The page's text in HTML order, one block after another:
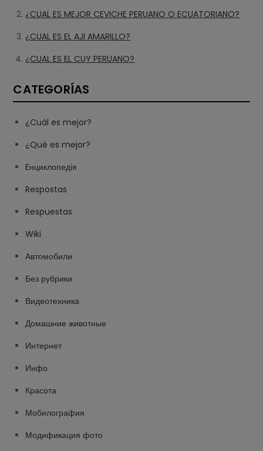
¿CUAL ES MEJOR CEVICHE PERUANO O ECUATORIANO?
¿CUAL ES EL AJI AMARILLO?
¿CUAL ES EL CUY PERUANO?
CATEGORÍAS
¿Cuál es mejor?
¿Qué es mejor?
Eнциклопедія
Respostas
Respuestas
Wiki
Автомобили
Без рубрики
Видеотехника
Домашние животные
Интернет
Инфо
Красота
Мобилография
Модификация фото